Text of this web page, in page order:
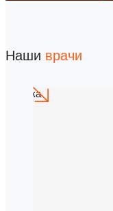
Наши врачи